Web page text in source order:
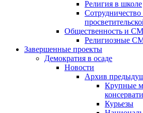
Религия в школе
Сотрудничество
Общественность и
Религиозные
Завершенные проекты
Демократия в осаде
Новости
Архив
Крупные
Курьезы